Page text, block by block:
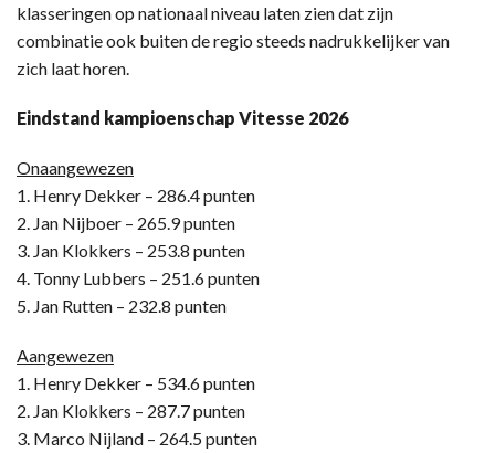
klasseringen op nationaal niveau laten zien dat zijn
combinatie ook buiten de regio steeds nadrukkelijker van
zich laat horen.
Eindstand kampioenschap Vitesse 2026
Onaangewezen
1. Henry Dekker – 286.4 punten
2. Jan Nijboer – 265.9 punten
3. Jan Klokkers – 253.8 punten
4. Tonny Lubbers – 251.6 punten
5. Jan Rutten – 232.8 punten
Aangewezen
1. Henry Dekker – 534.6 punten
2. Jan Klokkers – 287.7 punten
3. Marco Nijland – 264.5 punten